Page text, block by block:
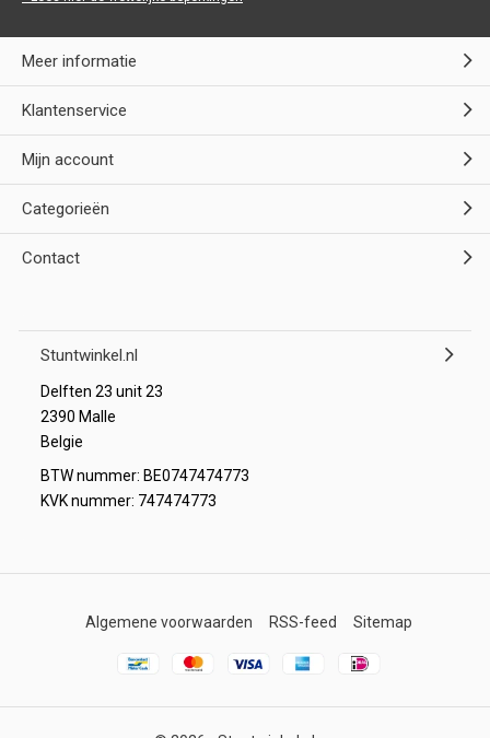
Meer informatie
Klantenservice
Mijn account
Categorieën
Contact
Stuntwinkel.nl
Delften 23 unit 23
2390 Malle
Belgie
BTW nummer: BE0747474773
KVK nummer: 747474773
Algemene voorwaarden RSS-feed Sitemap